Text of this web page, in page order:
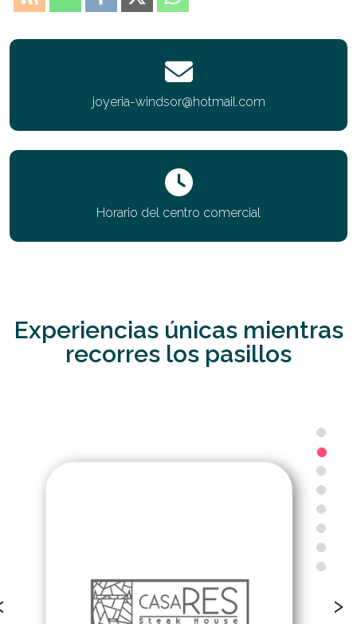
joyeria-windsor@hotmail.com
Horario del centro comercial
Experiencias únicas mientras
recorres los pasillos
›